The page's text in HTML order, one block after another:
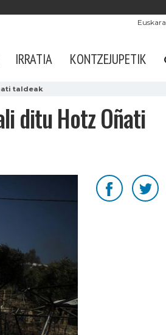
Euskara
IRRATIA KONTZEJUPETIK
taldeak
ditu Hotz Oñati